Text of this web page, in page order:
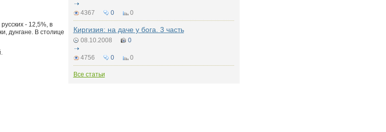
- 12,5%, в
дунгане. В столице
4367 0 0
Киргизия: на даче у бога. 3 часть
08.10.2008 0
4756 0 0
Все статьи